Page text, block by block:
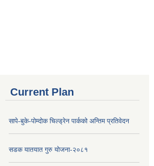
Current Plan
सापे-बुके-पोम्दोक चिल्ड्रेन पार्कको अन्तिम प्रतिवेदन
सडक यातयात गुरु योजना-२०८१